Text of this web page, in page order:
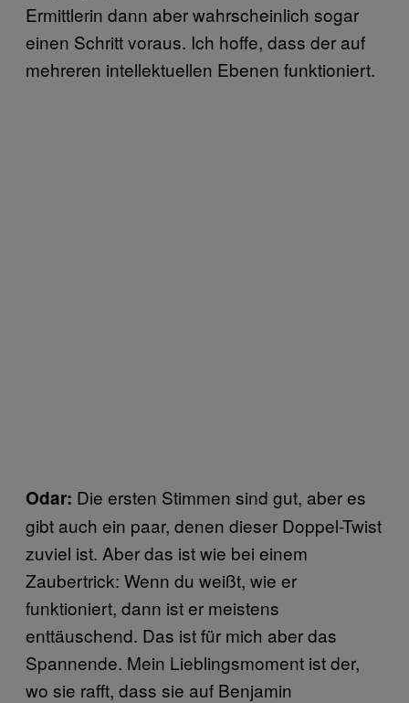
Ermittlerin dann aber wahrscheinlich sogar
einen Schritt voraus. Ich hoffe, dass der auf
mehreren intellektuellen Ebenen funktioniert.
Odar: Die ersten Stimmen sind gut, aber es
gibt auch ein paar, denen dieser Doppel-Twist
zuviel ist. Aber das ist wie bei einem
Zaubertrick: Wenn du weißt, wie er
funktioniert, dann ist er meistens
enttäuschend. Das ist für mich aber das
Spannende. Mein Lieblingsmoment ist der,
wo sie rafft, dass sie auf Benjamin